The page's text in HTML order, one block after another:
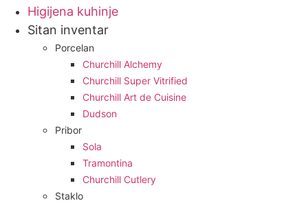
Higijena kuhinje
Sitan inventar
Porcelan
Churchill Alchemy
Churchill Super Vitrified
Churchill Art de Cuisine
Dudson
Pribor
Sola
Tramontina
Churchill Cutlery
Staklo